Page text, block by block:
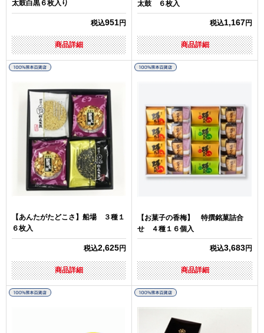
太鼓白黒６枚入り
税込951円
商品詳細
太鼓 ６枚入
税込1,167円
商品詳細
【あんたがたどこさ】船場 ３種１
６枚入
税込2,625円
商品詳細
【お菓子の香梅】 特撰銘菓詰合
せ ４種１６個入
税込3,683円
商品詳細